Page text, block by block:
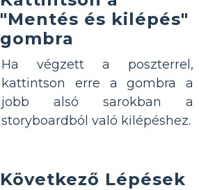
"Mentés és kilépés"
gombra
Ha végzett a poszterrel,
kattintson erre a gombra a
jobb alsó sarokban a
storyboardból való kilépéshez.
Következő Lépések